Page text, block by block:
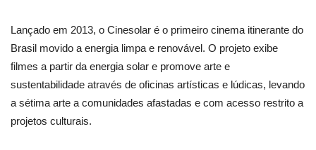
Lançado em 2013, o Cinesolar é o primeiro cinema itinerante do
Brasil movido a energia limpa e renovável. O projeto exibe
filmes a partir da energia solar e promove arte e
sustentabilidade através de oficinas artísticas e lúdicas, levando
a sétima arte a comunidades afastadas e com acesso restrito a
projetos culturais.